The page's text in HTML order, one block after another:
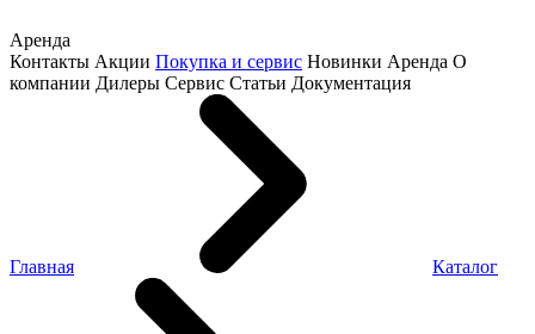
Аренда
Контакты Акции Покупка и сервис Новинки Аренда О
компании Дилеры Сервис Статьи Документация
Главная Каталог